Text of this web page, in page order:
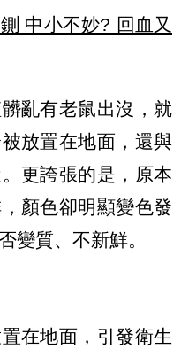
中小不妙? 回血又
亂有老鼠出沒，就
放置在地面，還與
更誇張的是，原本
顏色卻明顯變色發
變質、不新鮮。
在地面，引發衛生